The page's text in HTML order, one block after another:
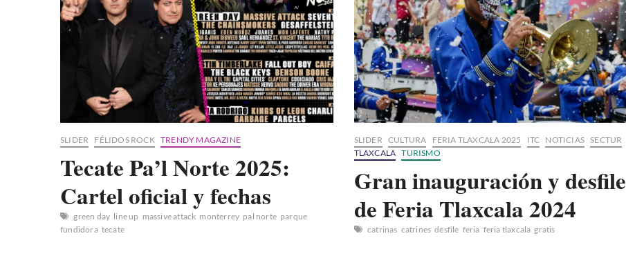
SLIDER FÉLIDOS ROCK TRENDY MAGAZINE
Tecate Pa’l Norte 2025:
Cartel oficial y fechas
green day line up massive attack monterrey pal norte parque
fundidora tecate
SLIDER CULTURA FERIA TLAXCALA 2025 ITC NOTICIAS SECTUR
TLAXCALA TURISMO
Gran inauguración y desfile
de Feria Tlaxcala 2024
catrinas catrines desfile feria feria tlaxcala gratis